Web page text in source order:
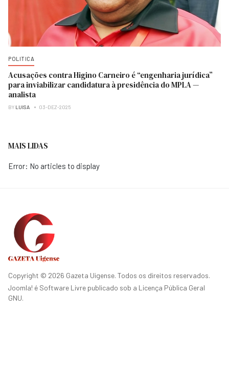
POLITICA
Acusações contra Higino Carneiro é “engenharia jurídica”
para inviabilizar candidatura à presidência do MPLA —
analista
BY LUISA 03-DEZ-2025
MAIS LIDAS
Error: No articles to display
Copyright © 2026 Gazeta Uigense. Todos os direitos reservados.
Joomla! é Software Livre publicado sob a Licença Pública Geral
GNU.